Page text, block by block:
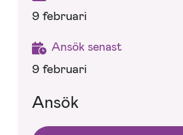
9 februari
Ansök senast
9 februari
Ansök